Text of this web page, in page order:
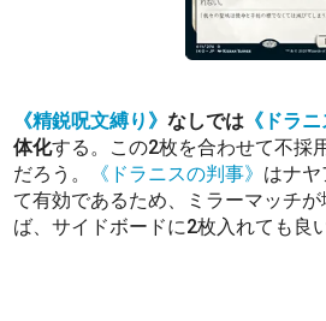
《精鋭呪文縛り》なしでは 《ドラ
体化する。この2枚を合わせて不採
だろう。
《ドラニスの判事》 はナ
て有効であるため、ミラーマッチ
ば、サイドボードに2枚入れても良